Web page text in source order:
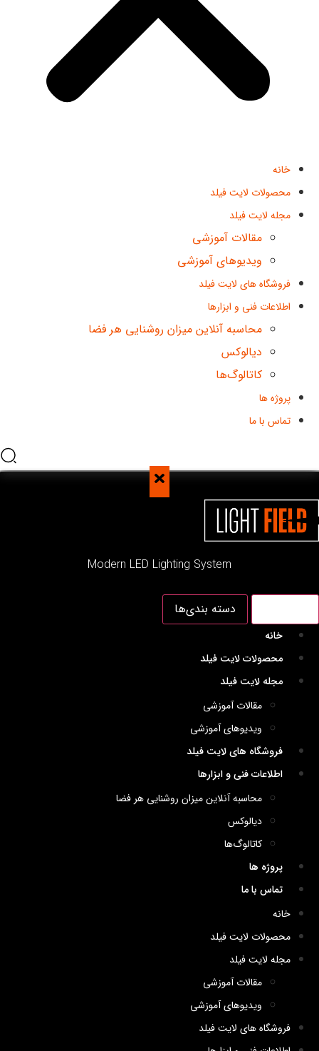
خانه
محصولات لایت فیلد
مجله لایت فیلد
مقالات آموزشی
ویدیوهای آموزشی
فروشگاه های لایت فیلد
اطلاعات فنی و ابزارها
محاسبه آنلاین میزان روشنایی هر فضا
دیالوکس
کاتالوگ‌ها
پروژه ها
تماس با ما
Modern LED Lighting System
دسته بندی‌ها
خانه
محصولات لایت فیلد
مجله لایت فیلد
مقالات آموزشی
ویدیوهای آموزشی
فروشگاه های لایت فیلد
اطلاعات فنی و ابزارها
محاسبه آنلاین میزان روشنایی هر فضا
دیالوکس
کاتالوگ‌ها
پروژه ها
تماس با ما
خانه
محصولات لایت فیلد
مجله لایت فیلد
مقالات آموزشی
ویدیوهای آموزشی
فروشگاه های لایت فیلد